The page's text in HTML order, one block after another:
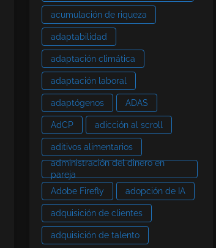
acumulación de riqueza
adaptabilidad
adaptación climática
adaptación laboral
adaptógenos ADAS
AdCP adicción al scroll
aditivos alimentarios
administración del dinero en
pareja
Adobe Firefly
adopción de IA
adquisición de clientes
adquisición de talento